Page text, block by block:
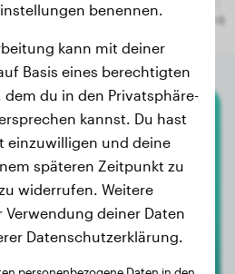
Lou
benennen.
kann mit deiner
Basis eines berechtigten
du in den Privatsphäre-
kannst. Du hast
einzuwilligen und deine
späteren Zeitpunkt zu
widerrufen. Weitere
deiner Daten
Datenschutzerklärung.